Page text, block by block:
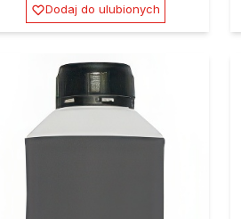
Dodaj do ulubionych